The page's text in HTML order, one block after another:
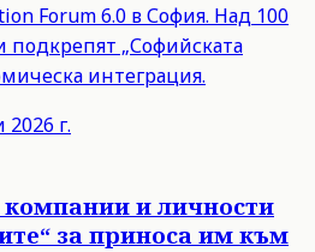
Forum 6.0 в София. Над 100
„Софийската
интеграция.
г.
и личности
за приноса им към